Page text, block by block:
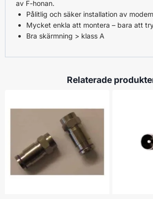
av F-honan.
Pålitlig och säker installation av
Mycket enkla att montera – bara att
Bra skärmning > klass A
Relaterade